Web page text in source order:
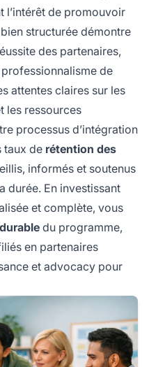
l’intérêt de promouvoir
structurée démontre
des partenaires,
de
attentes claires sur les
les ressources
processus d’intégration
taux de rétention des
informés et soutenus
durée. En investissant
et complète, vous
du programme,
en partenaires
et advocacy pour